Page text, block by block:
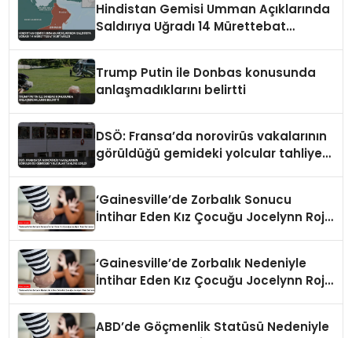
Hindistan Gemisi Umman Açıklarında
Saldırıya Uğradı 14 Mürettebat
Trump Putin ile Donbas konusunda
anlaşmadıklarını belirtti
DSÖ: Fransa’da norovirüs vakalarının
görüldüğü gemideki yolcular tahliye
‘Gainesville’de Zorbalık Sonucu
İntihar Eden Kız Çocuğu Jocelynn Rojo
‘Gainesville’de Zorbalık Nedeniyle
İntihar Eden Kız Çocuğu Jocelynn Rojo
ABD’de Göçmenlik Statüsü Nedeniyle